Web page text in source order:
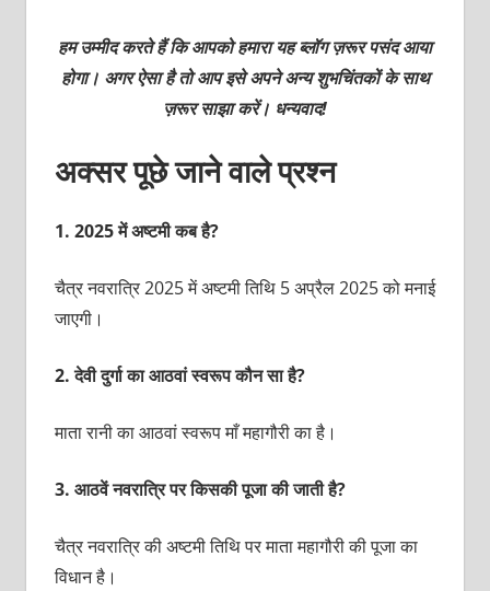
हम उम्मीद करते हैं कि आपको हमारा यह ब्लॉग ज़रूर पसंद आया
होगा। अगर ऐसा है तो आप इसे अपने अन्य शुभचिंतकों के साथ
ज़रूर साझा करें। धन्यवाद!
अक्सर पूछे जाने वाले प्रश्न
1. 2025 में अष्टमी कब है?
चैत्र नवरात्रि 2025 में अष्टमी तिथि 5 अप्रैल 2025 को मनाई
जाएगी।
2.देवी दुर्गा का आठवां स्वरूप कौन सा है?
माता रानी का आठवां स्वरूप माँ महागौरी का है।
3. आठवें नवरात्रि पर किसकी पूजा की जाती है?
चैत्र नवरात्रि की अष्टमी तिथि पर माता महागौरी की पूजा का
विधान है।